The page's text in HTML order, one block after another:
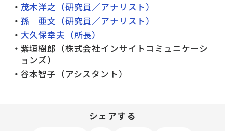
茂木洋之（研究員／アナリスト）
孫 亜文（研究員／アナリスト）
大久保幸夫（所長）
紫垣樹郎（株式会社インサイトコミュニケーシ
ョンズ）
谷本智子（アシスタント）
シェアする